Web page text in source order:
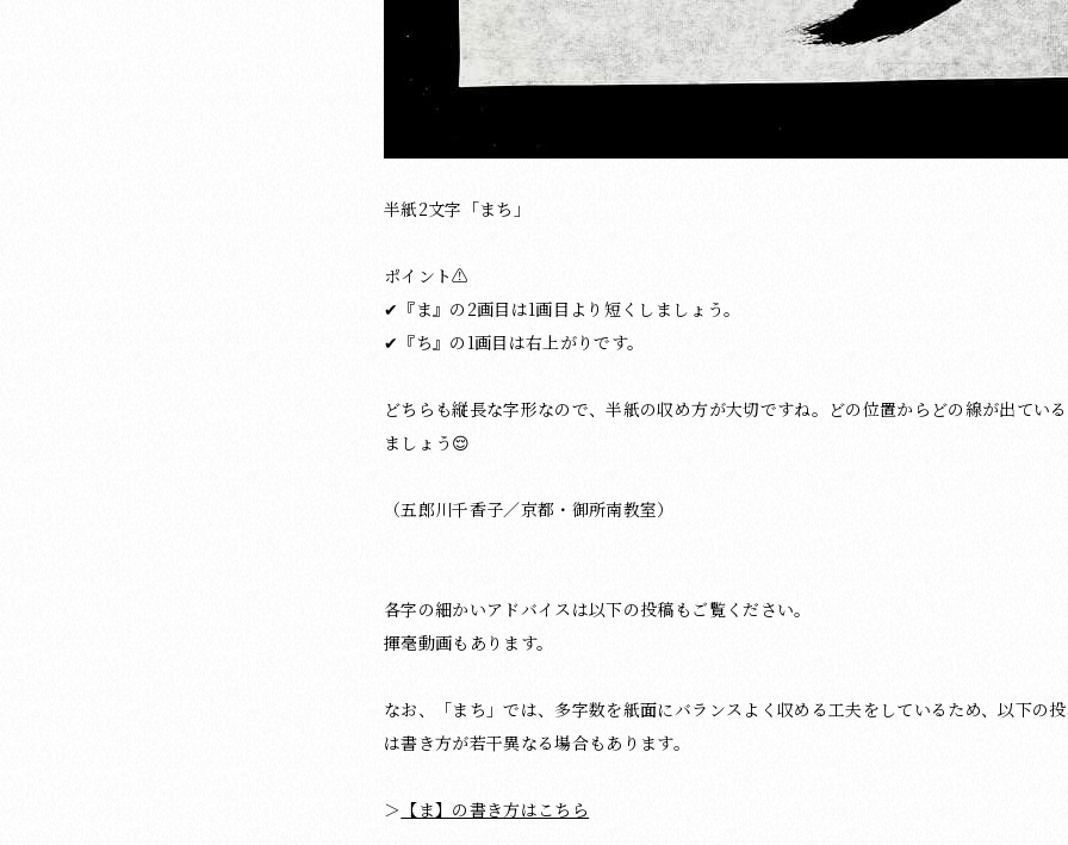
半紙2文字「まち」
ポイント⚠️
✔︎『ま』の2画目は1画目より短くしましょう。
✔︎『ち』の1画目は右上がりです。
どちらも縦長な字形なので、半紙の収め方が大切ですね。どの位置からどの線が出てい
ましょう😌
（五郎川千香子／京都・御所南教室）
各字の細かいアドバイスは以下の投稿もご覧ください。
揮毫動画もあります。
なお、「まち」では、多字数を紙面にバランスよく収める工夫をしているため、以下の
は書き方が若干異なる場合もあります。
＞ 【ま】の書き方はこちら